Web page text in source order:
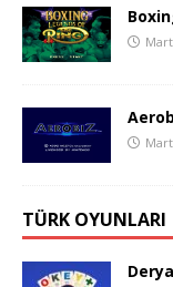
TÜRK OYUNLARI